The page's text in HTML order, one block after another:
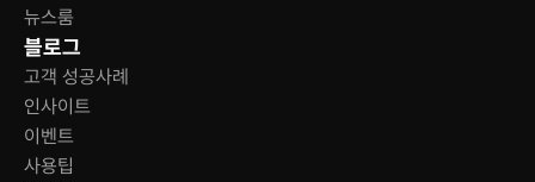
뉴스룸
블로그
고객 성공사례
인사이트
이벤트
사용팁